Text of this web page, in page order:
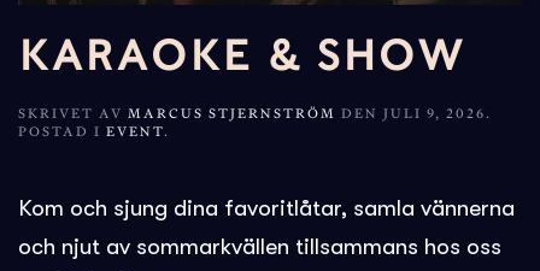
KARAOKE & SHOW
SKRIVET AV MARCUS STJERNSTRÖM DEN JULI 9, 2026 .
POSTAD I EVENT.
Kom och sjung dina favoritlåtar, samla vännerna
och njut av sommarkvällen tillsammans hos oss